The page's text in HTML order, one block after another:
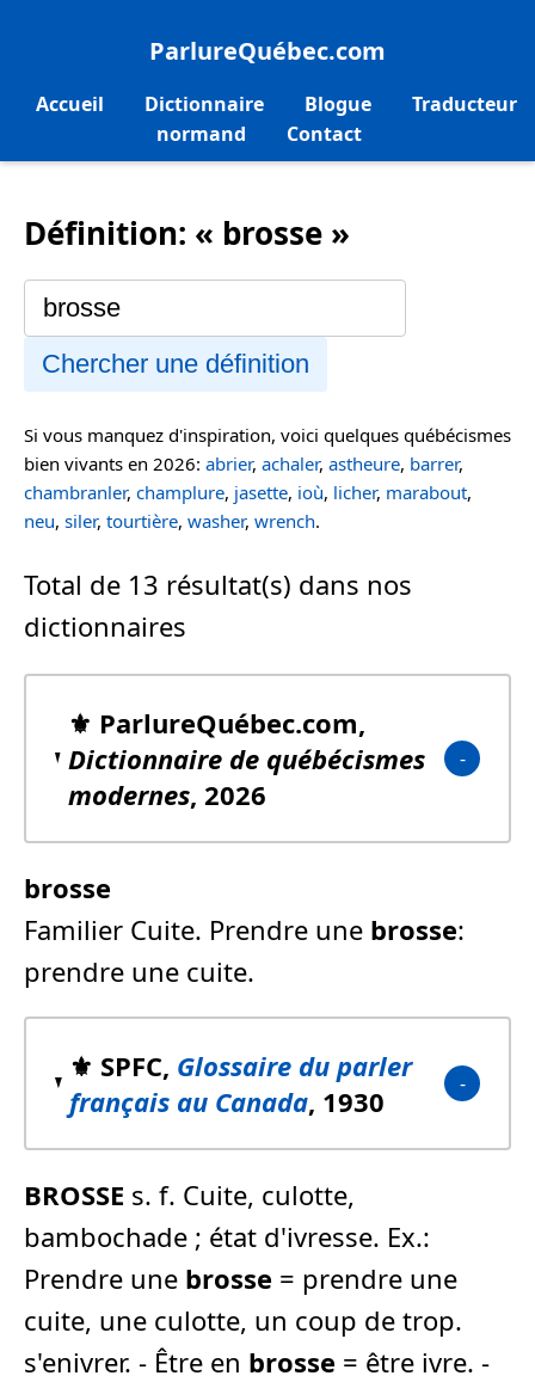
ParlureQuébec.com
Accueil Dictionnaire Blogue
Traducteur
normand
Contact
Définition: « brosse »
Chercher une définition
Si vous manquez d'inspiration, voici quelques québécismes
bien vivants en 2026: abrier, achaler, astheure, barrer,
chambranler, champlure, jasette, ioù, licher, marabout,
neu, siler, tourtière, washer, wrench.
Total de 13 résultat(s) dans nos
dictionnaires
⚜️ ParlureQuébec.com,
Dictionnaire de québécismes
modernes, 2026
brosse
Familier Cuite. Prendre une brosse:
prendre une cuite.
⚜️ SPFC, Glossaire du parler
français au Canada, 1930
BROSSE s. f. Cuite, culotte,
bambochade ; état d'ivresse. Ex.:
Prendre une brosse = prendre une
cuite, une culotte, un coup de trop.
s'enivrer. - Être en brosse = être ivre. ­